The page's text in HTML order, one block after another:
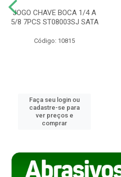
JOGO CHAVE BOCA 1/4 A
5/8 7PCS ST08003SJ SATA
Código: 10815
Faça seu login ou
cadastre-se para
ver preços e
comprar